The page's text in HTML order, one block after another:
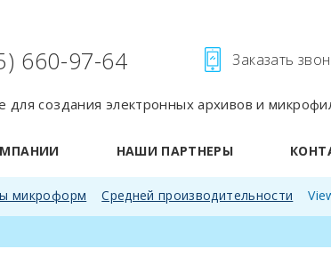
660-97-64 Заказать
для создания электронных архивов и
НАШИ ПАРТНЕРЫ
микроформ Средней производительности